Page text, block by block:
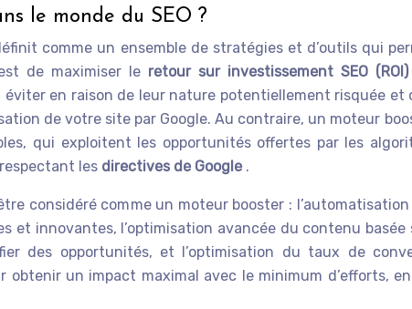
le monde du SEO ?
comme un ensemble de stratégies et d’outils qui
de maximiser le retour sur investissement SEO (ROI)
en raison de leur nature potentiellement risquée et
de votre site par Google. Au contraire, un moteur
qui exploitent les opportunités offertes par les
les directives de Google .
considéré comme un moteur booster :
innovantes, l’optimisation avancée du contenu basée
des opportunités, et l’optimisation du taux de
un impact maximal avec le minimum d’efforts,